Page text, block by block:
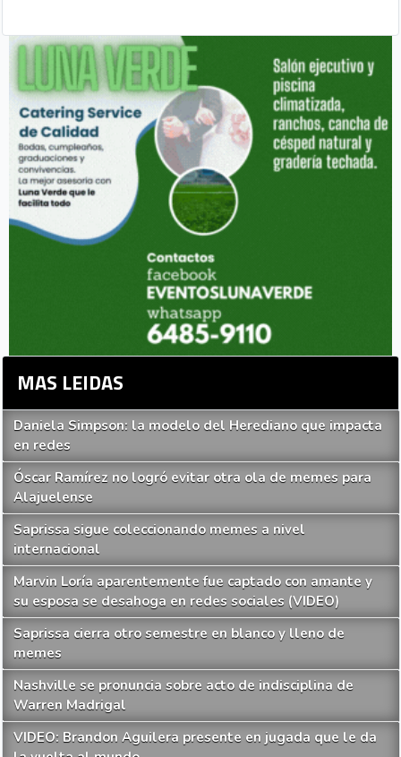
MAS LEIDAS
Daniela Simpson: la modelo del Herediano que impacta
en redes
Óscar Ramírez no logró evitar otra ola de memes para
Alajuelense
Saprissa sigue coleccionando memes a nivel
internacional
Marvin Loría aparentemente fue captado con amante y
su esposa se desahoga en redes sociales (VIDEO)
Saprissa cierra otro semestre en blanco y lleno de
memes
Nashville se pronuncia sobre acto de indisciplina de
Warren Madrigal
VIDEO: Brandon Aguilera presente en jugada que le da